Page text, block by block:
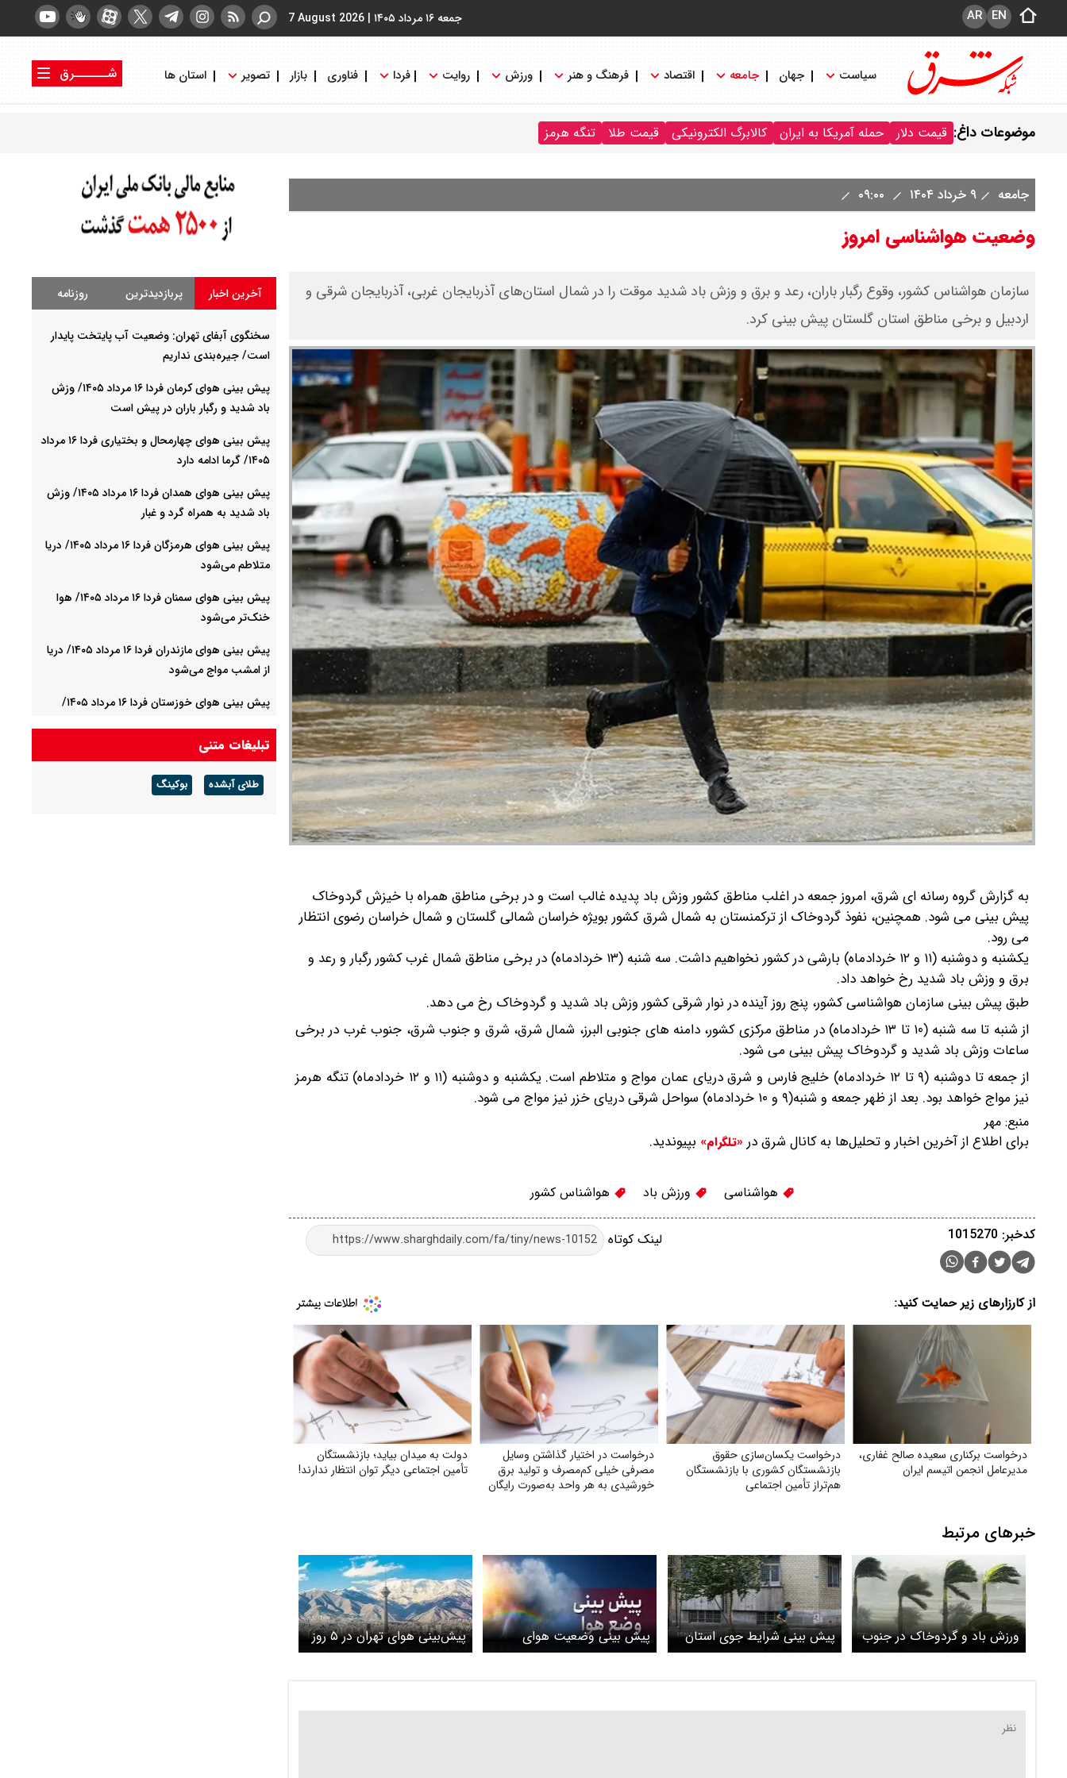
جمعه ۱۶ مرداد ۱۴۰۵ |
7 August 2026 EN
AR
سیاست جهان جامعه اقتصاد فرهنگ و هنر ورزش روایت فردا فناوری بازار تصویر استان ها
شــــــرق
موضوعات داغ: قیمت دلار حمله آمریکا به ایران کالابرگ الکترونیکی قیمت طلا تنگه هرمز
جامعه ۹ خرداد ۱۴۰۴
وضعیت هواشناسی امروز
سازمان هواشناس کشور، وقوع رگبار باران، رعد و برق و وزش باد شدید موقت را در شمال استان‌های آذربایجان غربی، آذربایجان شرقی و
اردبیل و برخی مناطق استان گلستان پیش بینی کرد.
به گزارش گروه رسانه ای شرق، امروز جمعه در اغلب مناطق کشور وزش باد پدیده غالب است و در برخی مناطق همراه با خیزش گردوخاک
پیش بینی می شود. همچنین، نفوذ گردوخاک از ترکمنستان به شمال شرق کشور بویژه خراسان شمالی گلستان و شمال خراسان رضوی انتظار
می رود.
یکشنبه و دوشنبه (۱۱ و ۱۲ خردادماه) بارشی در کشور نخواهیم داشت. سه شنبه (۱۳ خردادماه) در برخی مناطق شمال غرب کشور رگبار و رعد و
برق و وزش باد شدید رخ خواهد داد.
طبق پیش بینی سازمان هواشناسی کشور، پنج روز آینده در نوار شرقی کشور وزش باد شدید و گردوخاک رخ می دهد.
از شنبه تا سه شنبه (۱۰ تا ۱۳ خردادماه) در مناطق مرکزی کشور، دامنه های جنوبی البرز، شمال شرق، شرق و جنوب شرق، جنوب غرب در برخی
ساعات وزش باد شدید و گردوخاک پیش بینی می شود.
از جمعه تا دوشنبه (۹ تا ۱۲ خردادماه) خلیج فارس و شرق دریای عمان مواج و متلاطم است. یکشنبه و دوشنبه (۱۱ و ۱۲ خردادماه) تنگه هرمز
نیز مواج خواهد بود. بعد از ظهر جمعه و شنبه(۹ و ۱۰ خردادماه) سواحل شرقی دریای خزر نیز مواج می شود.
منبع: مهر
برای اطلاع از آخرین اخبار و تحلیل‌ها به کانال شرق در «تلگرام» بپیوندید.
هواشناسی ورزش باد هواشناس کشور
لینک کوتاه کدخبر: 1015270
از کارزارهای زیر حمایت کنید:
درخواست برکناری سعیده صالح غفاری،
مدیرعامل انجمن اتیسم ایران
درخواست یکسان‌سازی حقوق
بازنشستگان کشوری با بازنشستگان
هم‌تراز تأمین اجتماعی
درخواست در اختیار گذاشتن وسایل
مصرفی خیلی کم‌مصرف و تولید برق
خورشیدی به هر واحد به‌صورت رایگان
دولت به میدان بیاید؛ بازنشستگان
تأمین اجتماعی دیگر توان انتظار ندارند!
خبرهای مرتبط
ورزش باد و گردوخاک در جنوب
کشور
پیش بینی شرایط جوی استان
ها طی پنج روز آینده
پیش بینی وضعیت هوای
استان‌های مختلف: هفته آینده
پیش‌بینی هوای تهران در ۵ روز
آینده
آخرین اخبار پربازدیدترین روزنامه
سخنگوی آبفای تهران: وضعیت آب پایتخت پایدار
است/ جیره‌بندی نداریم
پیش بینی هوای کرمان فردا ۱۶ مرداد ۱۴۰۵/ وزش
باد شدید و رگبار باران در پیش است
پیش بینی هوای چهارمحال و بختیاری فردا ۱۶ مرداد
۱۴۰۵/ گرما ادامه دارد
پیش بینی هوای همدان فردا ۱۶ مرداد ۱۴۰۵/ وزش
باد شدید به همراه گرد و غبار
پیش بینی هوای هرمزگان فردا ۱۶ مرداد ۱۴۰۵/ دریا
متلاطم می‌شود
پیش بینی هوای سمنان فردا ۱۶ مرداد ۱۴۰۵/ هوا
خنک‌تر می‌شود
پیش بینی هوای مازندران فردا ۱۶ مرداد ۱۴۰۵/ دریا
از امشب مواج می‌شود
پیش بینی هوای خوزستان فردا ۱۶ مرداد ۱۴۰۵/
باد و رگبار پراکنده
تبلیغات متنی
طلای آبشده بوکینگ